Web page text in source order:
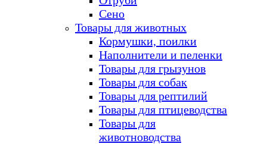
Сено
Товары для животных
Кормушки, поилки
Наполнители и пеленки
Товары для грызунов
Товары для собак
Товары для рептилий
Товары для птицеводства
Товары для
животноводства